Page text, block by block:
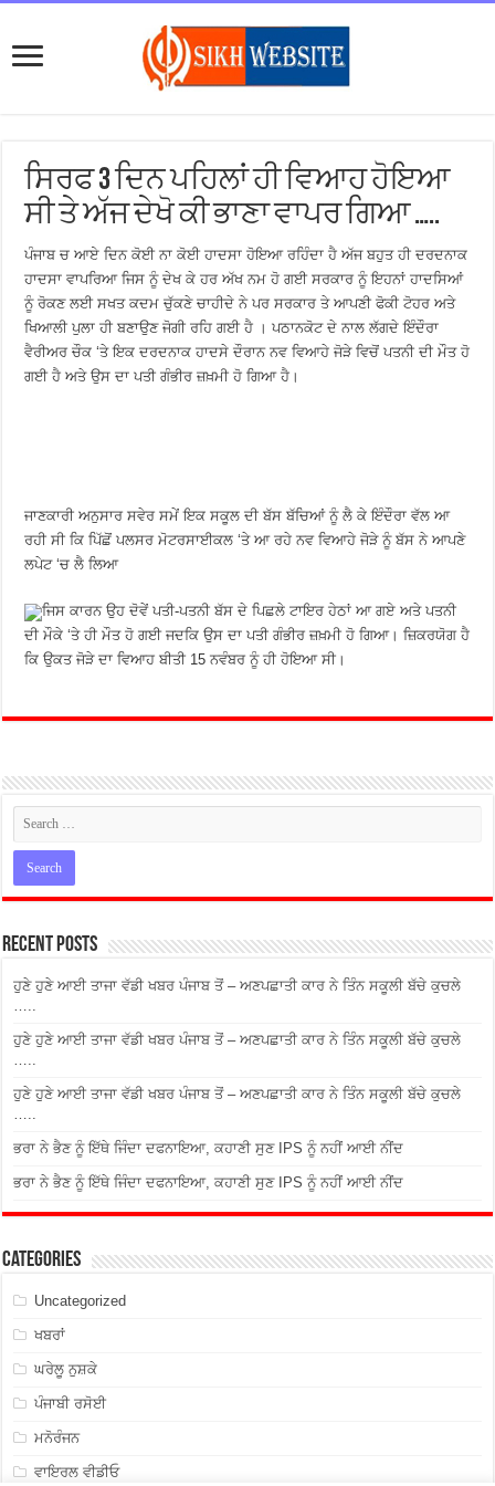
ਸਿਰਫ 3 ਦਿਨ ਪਹਿਲਾਂ ਹੀ ਵਿਆਹ ਹੋਇਆ
ਸੀ ਤੇ ਅੱਜ ਦੇਖੋ ਕੀ ਭਾਣਾ ਵਾਪਰ ਗਿਆ …..
ਪੰਜਾਬ ਚ ਆਏ ਦਿਨ ਕੋਈ ਨਾ ਕੋਈ ਹਾਦਸਾ ਹੋਇਆ ਰਹਿੰਦਾ ਹੈ ਅੱਜ ਬਹੁਤ ਹੀ ਦਰਦਨਾਕ
ਹਾਦਸਾ ਵਾਪਰਿਆ ਜਿਸ ਨੂੰ ਦੇਖ ਕੇ ਹਰ ਅੱਖ ਨਮ ਹੋ ਗਈ ਸਰਕਾਰ ਨੂੰ ਇਹਨਾਂ ਹਾਦਸਿਆਂ
ਨੂੰ ਰੋਕਣ ਲਈ ਸਖਤ ਕਦਮ ਚੁੱਕਣੇ ਚਾਹੀਦੇ ਨੇ ਪਰ ਸਰਕਾਰ ਤੇ ਆਪਣੀ ਫੋਕੀ ਟੋਹਰ ਅਤੇ
ਖਿਆਲੀ ਪੁਲਾ ਹੀ ਬਣਾਉਣ ਜੋਗੀ ਰਹਿ ਗਈ ਹੈ । ਪਠਾਨਕੋਟ ਦੇ ਨਾਲ ਲੱਗਦੇ ਇੰਦੌਰਾ
ਵੈਰੀਅਰ ਚੌਕ ‘ਤੇ ਇਕ ਦਰਦਨਾਕ ਹਾਦਸੇ ਦੌਰਾਨ ਨਵ ਵਿਆਹੇ ਜੋੜੇ ਵਿਚੋਂ ਪਤਨੀ ਦੀ ਮੌਤ ਹੋ
ਗਈ ਹੈ ਅਤੇ ਉਸ ਦਾ ਪਤੀ ਗੰਭੀਰ ਜ਼ਖ਼ਮੀ ਹੋ ਗਿਆ ਹੈ।
ਜਾਣਕਾਰੀ ਅਨੁਸਾਰ ਸਵੇਰ ਸਮੇਂ ਇਕ ਸਕੂਲ ਦੀ ਬੱਸ ਬੱਚਿਆਂ ਨੂੰ ਲੈ ਕੇ ਇੰਦੌਰਾ ਵੱਲ ਆ
ਰਹੀ ਸੀ ਕਿ ਪਿੱਛੋਂ ਪਲਸਰ ਮੋਟਰਸਾਈਕਲ ‘ਤੇ ਆ ਰਹੇ ਨਵ ਵਿਆਹੇ ਜੋੜੇ ਨੂੰ ਬੱਸ ਨੇ ਆਪਣੇ
ਲਪੇਟ ‘ਚ ਲੈ ਲਿਆ
ਜਿਸ ਕਾਰਨ ਉਹ ਦੋਵੇਂ ਪਤੀ-ਪਤਨੀ ਬੱਸ ਦੇ ਪਿਛਲੇ ਟਾਇਰ ਹੇਠਾਂ ਆ ਗਏ ਅਤੇ ਪਤਨੀ
ਦੀ ਮੌਕੇ ‘ਤੇ ਹੀ ਮੌਤ ਹੋ ਗਈ ਜਦਕਿ ਉਸ ਦਾ ਪਤੀ ਗੰਭੀਰ ਜ਼ਖ਼ਮੀ ਹੋ ਗਿਆ। ਜ਼ਿਕਰਯੋਗ ਹੈ
ਕਿ ਉਕਤ ਜੋੜੇ ਦਾ ਵਿਆਹ ਬੀਤੀ 15 ਨਵੰਬਰ ਨੂੰ ਹੀ ਹੋਇਆ ਸੀ।
Recent Posts
ਹੁਣੇ ਹੁਣੇ ਆਈ ਤਾਜਾ ਵੱਡੀ ਖਬਰ ਪੰਜਾਬ ਤੋਂ – ਅਣਪਛਾਤੀ ਕਾਰ ਨੇ ਤਿੰਨ ਸਕੂਲੀ ਬੱਚੇ ਕੁਚਲੇ
…..
ਹੁਣੇ ਹੁਣੇ ਆਈ ਤਾਜਾ ਵੱਡੀ ਖਬਰ ਪੰਜਾਬ ਤੋਂ – ਅਣਪਛਾਤੀ ਕਾਰ ਨੇ ਤਿੰਨ ਸਕੂਲੀ ਬੱਚੇ ਕੁਚਲੇ
…..
ਹੁਣੇ ਹੁਣੇ ਆਈ ਤਾਜਾ ਵੱਡੀ ਖਬਰ ਪੰਜਾਬ ਤੋਂ – ਅਣਪਛਾਤੀ ਕਾਰ ਨੇ ਤਿੰਨ ਸਕੂਲੀ ਬੱਚੇ ਕੁਚਲੇ
…..
ਭਰਾ ਨੇ ਭੈਣ ਨੂੰ ਇੱਥੇ ਜਿੰਦਾ ਦਫਨਾਇਆ, ਕਹਾਣੀ ਸੁਣ IPS ਨੂੰ ਨਹੀਂ ਆਈ ਨੀਂਦ
ਭਰਾ ਨੇ ਭੈਣ ਨੂੰ ਇੱਥੇ ਜਿੰਦਾ ਦਫਨਾਇਆ, ਕਹਾਣੀ ਸੁਣ IPS ਨੂੰ ਨਹੀਂ ਆਈ ਨੀਂਦ
Categories
Uncategorized
ਖਬਰਾਂ
ਘਰੇਲੂ ਨੁਸ਼ਕੇ
ਪੰਜਾਬੀ ਰਸੋਈ
ਮਨੋਰੰਜਨ
ਵਾਇਰਲ ਵੀਡੀਓ